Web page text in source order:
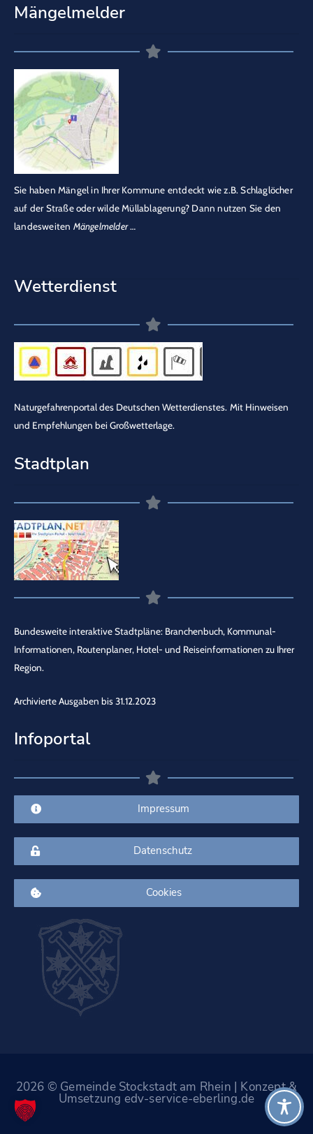
Mängelmelder
Sie haben Mängel in Ihrer Kommune entdeckt wie z.B. Schlaglöcher
auf der Straße oder wilde Müllablagerung? Dann nutzen Sie den
landesweiten Mängelmelder…
Wetterdienst
Naturgefahrenportal des Deutschen Wetterdienstes. Mit Hinweisen
und Empfehlungen bei Großwetterlage.
Stadtplan
Bundesweite interaktive Stadtpläne: Branchenbuch, Kommunal-
Informationen, Routenplaner, Hotel- und Reiseinformationen zu Ihrer
Region.
Archivierte Ausgaben bis 31.12.2023
Infoportal
Impressum
Datenschutz
Cookies
2026 © Gemeinde Stockstadt am Rhein | Konzept &
Umsetzung edv-service-eberling.de